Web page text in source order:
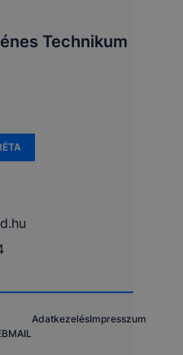
Technikum
AdatkezelésImpresszum